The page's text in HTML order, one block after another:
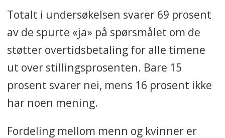
Totalt i undersøkelsen svarer 69 prosent
av de spurte «ja» på spørsmålet om de
støtter overtidsbetaling for alle timene
ut over stillingsprosenten. Bare 15
prosent svarer nei, mens 16 prosent ikke
har noen mening.
Fordeling mellom menn og kvinner er